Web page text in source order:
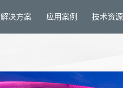
解决方案 应用案例 技术资源